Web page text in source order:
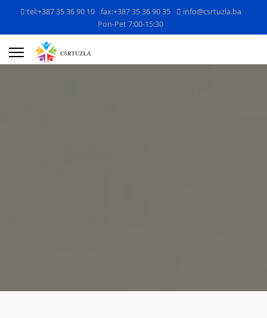
tel:+387 35 36 90 10 fax:+387 35 36 90 35
info@csrtuzla.ba
Pon-Pet 7:00-15:30